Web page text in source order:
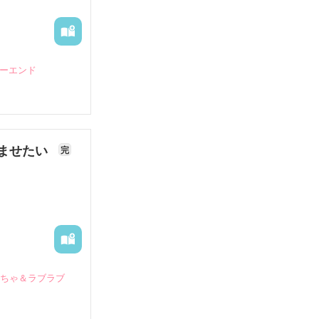
エンド
せたい 完
ゃ＆ラブラブ